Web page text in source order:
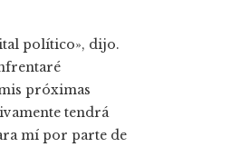
político», dijo.
próximas
tendrá
mí por parte de